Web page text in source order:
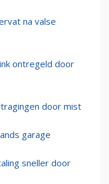
na valse
ontregeld door
door mist
garage
sneller door